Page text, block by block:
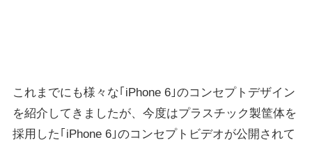
これまでにも様々な｢iPhone 6｣のコンセプトデザイン
を紹介してきましたが、今度はプラスチック製筐体を
採用した｢iPhone 6｣のコンセプトビデオが公開されて